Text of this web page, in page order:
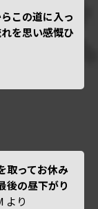
この道に入っ
を思い感慨ひ
取ってお休み
後の昼下がり
より